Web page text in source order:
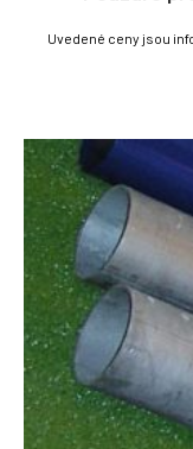
Uvedené ceny jsou